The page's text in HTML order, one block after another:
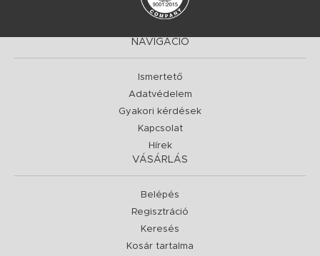
NAVIGÁCIÓ
Ismertető
Adatvédelem
Gyakori kérdések
Kapcsolat
Hírek
VÁSÁRLÁS
Belépés
Regisztráció
Keresés
Kosár tartalma